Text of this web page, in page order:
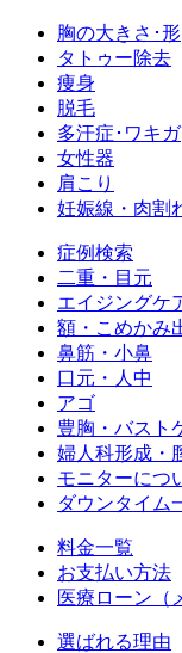
胸の大きさ･形
タトゥー除去
痩身
脱毛
多汗症･ワキガ
女性器
肩こり
妊娠線・肉割
症例検索
二重・目元
エイジングケ
額・こめかみ
鼻筋・小鼻
口元・人中
アゴ
豊胸・バスト
婦人科形成・
モニターにつ
ダウンタイム
料金一覧
お支払い方法
医療ローン（
選ばれる理由